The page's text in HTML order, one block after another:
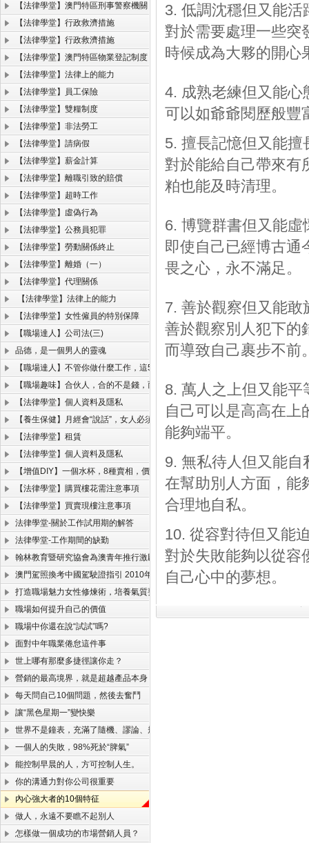
【法律學堂】澳門特區刑事警察機關
【法律學堂】行政救濟措施
【法律學堂】行政救濟措施
【法律學堂】澳門特區物業登記制度
【法律學堂】法律上的能力
【法律學堂】員工保險
【法律學堂】雙糧制度
【法律學堂】非法勞工
【法律學堂】請病假
【法律學堂】薪金計算
【法律學堂】離職引致的賠償
【法律學堂】超時工作
【法律學堂】虛偽行為
【法律學堂】公務員犯罪
【法律學堂】勞動關係終止
【法律學堂】離婚（一）
【法律學堂】代理關係
【法律學堂】法律上的能力
【法律學堂】女性僱員的特別保障
【職場達人】公司法(三)
品德，是一個男人的靈魂
【職場達人】不管你做什麼工作，這5項能力必須掌握！
【職場趣味】合伙人，合的不是錢，而是人品、格局和規則！
【法律學堂】個人資料及隱私
【養生保健】月經會“說話”，女人必須聽的懂。
【法律學堂】租賃
【法律學堂】個人資料及隱私
【增值DIY】一個水杯，8種賣相，價格翻了一千倍！
【法律學堂】購買樓花需注意事項
【法律學堂】買賣現樓注意事項
法律學堂-關於工作試用期的解答
法律學堂-工作期間的缺勤
翰林教育暨研究協會為澳青年推行激勵工作營
澳門駕照換考中國駕駛證指引 2010年版(珠海北山考試版)
打造職場魅力女性修煉術，培養氣質要會打扮
職場如何提升自己的價值
職場中你還在說“試試”嗎?
面對中年職業倦怠這件事
世上哪有那麼多捷徑讓你走？
營銷的最高境界，就是超越產品本身！
每天問自己10個問題，然後去奮鬥
讓“黑色星期一”變快樂
世界不是鐘表，充滿了隨機、謬論、規律和定律
一個人的失敗，98%死於“脾氣”
能控制早晨的人，方可控制人生。
你的溝通力對你公司很重要
內心強大者的10個特征
做人，永遠不要瞧不起別人
怎樣做一個成功的市場營銷人員？
3. 低調沈穩但又能活
對於需要處理一些突
時候成為大夥的開心
4. 成熟老練但又能心
可以如爺爺閱歷般豐
5. 擅長記憶但又能擅
對於能給自己帶來有
粕也能及時清理。
6. 博覽群書但又能虛
即使自己已經博古通
畏之心，永不滿足。
7. 善於觀察但又能敢
善於觀察別人犯下的
而導致自己裹步不前
8. 萬人之上但又能平
自己可以是高高在上
能夠端平。
9. 無私待人但又能自
在幫助別人方面，能
合理地自私。
10. 從容對待但又能
對於失敗能夠以從容
自己心中的夢想。